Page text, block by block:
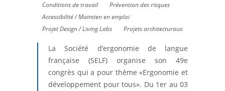
Conditions de travail
Prévention des risques
Accessibilité / Maintien en emploi
Projet Design / Living Labs
Projets architecturaux
La Société d’ergonomie de langue
française (SELF) organise son 49e
congrès qui a pour thème «Ergonomie et
développement pour tous». Du 1er au 03